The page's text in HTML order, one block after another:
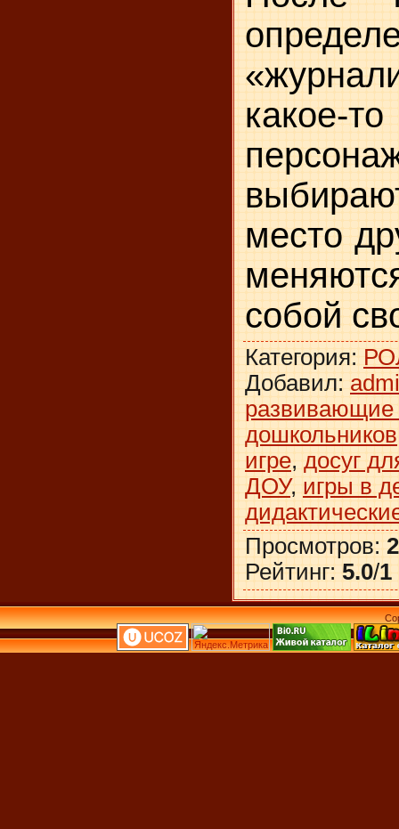
место
собой
Категория:
Добавил:
развивающие
дошкольников
игре, досуг
ДОУ, игры в
Просмотров:
Рейтинг: 5.0/1